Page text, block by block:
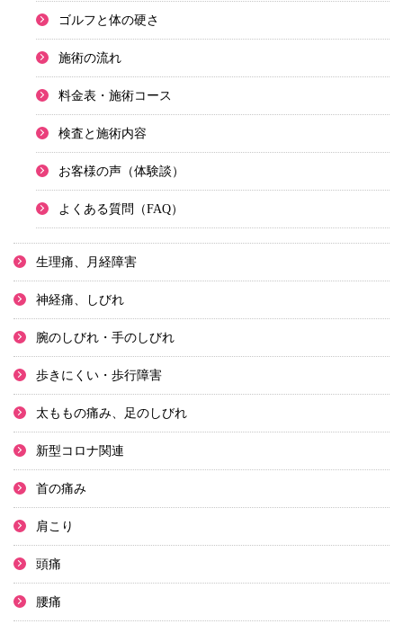
ゴルフと体の硬さ
施術の流れ
料金表・施術コース
検査と施術内容
お客様の声（体験談）
よくある質問（FAQ）
生理痛、月経障害
神経痛、しびれ
腕のしびれ・手のしびれ
歩きにくい・歩行障害
太ももの痛み、足のしびれ
新型コロナ関連
首の痛み
肩こり
頭痛
腰痛